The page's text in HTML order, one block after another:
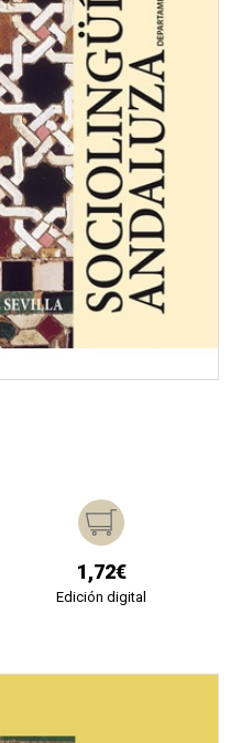
1,72€
Edición digital